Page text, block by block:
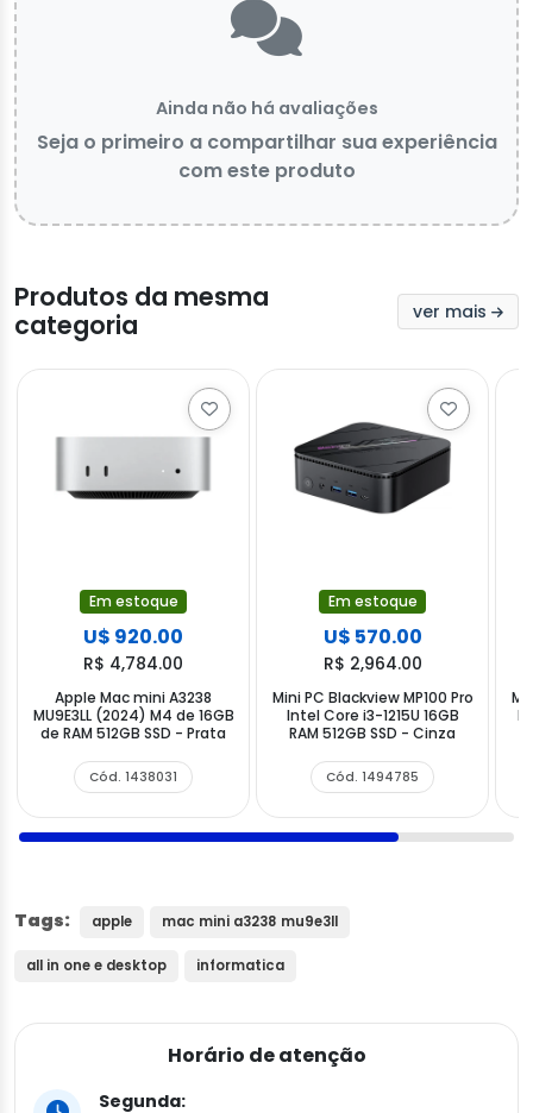
Ainda não há avaliações
Seja o primeiro a compartilhar sua experiência
com este produto
Produtos da mesma
categoria
ver mais
Em estoque
U$ 920.00
R$ 4,784.00
Apple Mac mini A3238
MU9E3LL (2024) M4 de 16GB
de RAM 512GB SSD - Prata
Cód. 1438031
Em estoque
U$ 570.00
R$ 2,964.00
Mini PC Blackview MP100 Pro
Intel Core i3-1215U 16GB
RAM 512GB SSD - Cinza
Cód. 1494785
Tags: apple mac mini a3238 mu9e3ll
all in one e desktop informatica
Horário de atenção
Segunda: